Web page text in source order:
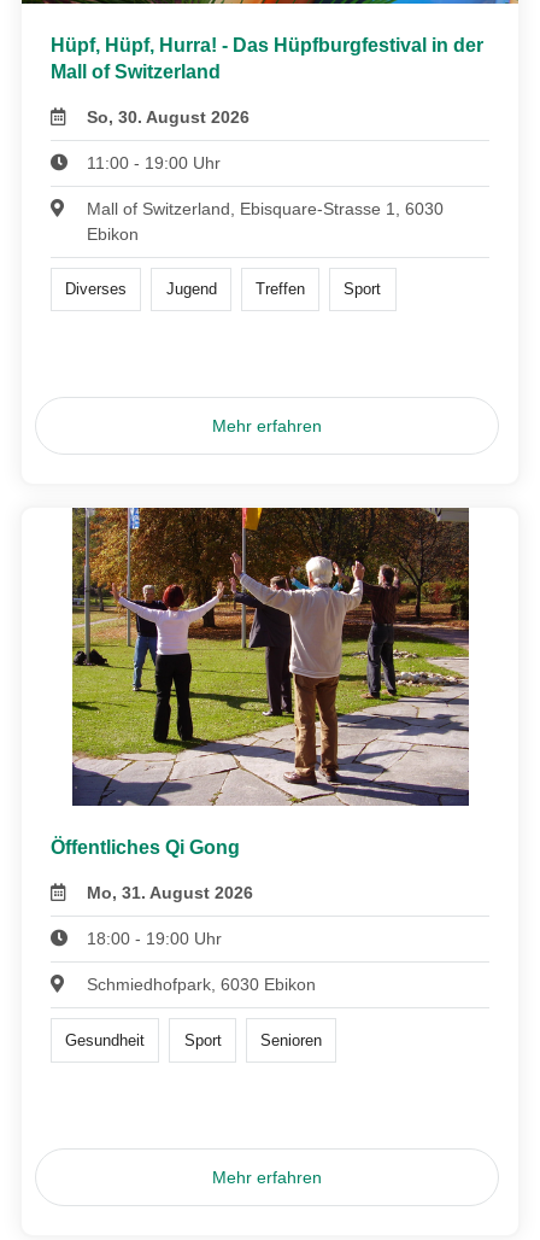
Hüpf, Hüpf, Hurra! - Das Hüpfburgfestival in der
Mall of Switzerland
So, 30. August 2026
11:00 - 19:00 Uhr
Mall of Switzerland, Ebisquare-Strasse 1, 6030
Ebikon
Diverses Jugend Treffen Sport
Mehr erfahren
Öffentliches Qi Gong
Mo, 31. August 2026
18:00 - 19:00 Uhr
Schmiedhofpark, 6030 Ebikon
Gesundheit Sport Senioren
Mehr erfahren